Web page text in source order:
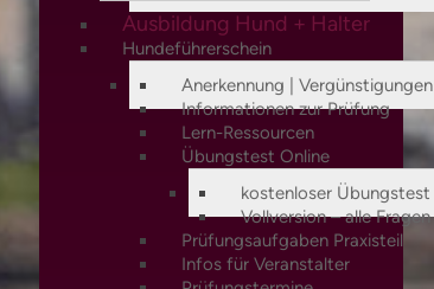
Ausbildung Hund + Halter
Hundeführerschein
Anerkennung | Vergünstigungen
Informationen zur Prüfung
Lern-Ressourcen
Übungstest Online
kostenloser Übungstest
Vollversion – alle Fragen
Prüfungsaufgaben Praxisteil
Infos für Veranstalter